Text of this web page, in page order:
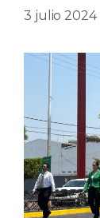
3 julio 2024